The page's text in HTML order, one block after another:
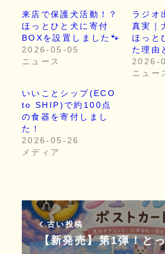
来店で保護犬活動！？
ほっとひと犬に寄付
BOXを設置しました🐾
2026-05-05
ニュース
ラジオ
真実｜
ほっと
た理由
2026-
ニュー
いいことシップ(ECO
to SHIP)で約100点
の食器を寄付しまし
た！
2026-05-26
メディア
古い投稿
【新発売】第1弾！と